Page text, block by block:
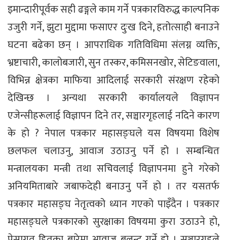
इमान्दारीपूर्वक सही ढङ्गले काम गर्ने पत्रकारविरुद्ध काल्पनिक
उजुरी गर्ने, झुटा मुद्दामा फसाएर दुःख दिने, हतोत्साही बनाउने
घटना बढेका छन् । आपराधिक गतिविधिमा संलग्न व्यक्ति,
भ्रष्टाचारी, कालोबजारी, सुन तस्कर, कमिसनखोर, सेटिङवाला,
विभिन्न क्षेत्रका माफिया आदिलाई सरकारी संरक्षण रहेको
देखिन्छ । अन्यथा सरकारी कार्यालयले विज्ञापन
एजेन्सीहरूलाई विज्ञापन दिने तर, सञ्चारगृहलाई नदिने कारण
के हो ? नेपाल पत्रकार महासङ्घले यस विषयमा विशेष
छलफल चलाउनु, आवाज उठाउनु पर्ने हो । सम्बन्धित
मन्त्रालयका मन्त्री तथा सचिवलाई विज्ञापनमा हुने गरेको
अनियमिताबारे जबाफदेही बनाउनु पर्ने हो । तर यसतर्फ
पत्रकार महासङ्घ नेतृत्वको ध्यान गएको पाइँदैन । पत्रकार
महासङ्घले पत्रकारको सुरक्षाका विषयमा कुरा उठाउने हो,